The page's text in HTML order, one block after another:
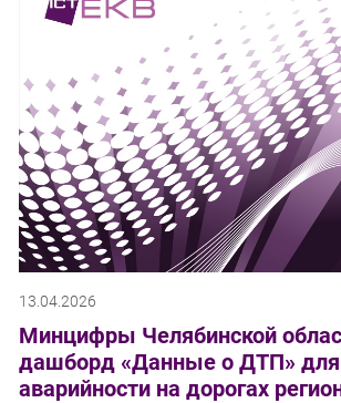
13.04.2026
Минцифры Челябинской
дашборд «Данные о ДТП» для
аварийности на дорогах